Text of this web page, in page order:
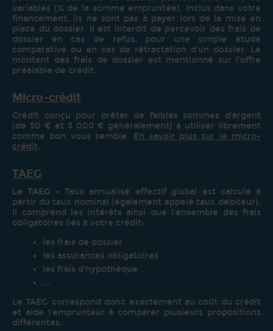
variables (% de la somme empruntée). Inclus dans votre
financement, ils ne sont pas à payer lors de la mise en
place du dossier. Il est interdit de percevoir des frais de
dossier en cas de refus, pour une simple étude
comparative ou en cas de rétractation d'un dossier. Le
montant des frais de dossier est mentionné sur l'offre
préalable de crédit.
Micro-crédit
Crédit conçu pour prêter de faibles sommes d’argent
(de 50 € et 3 000 € généralement) à utiliser librement
comme bon vous semble. En savoir plus sur le micro-
crédit.
TAEG
LeTAEG - Taux annualisé effectif global est calculé à
partir du taux nominal (également appelé taux débiteur).
Il comprend les intérêts ainsi que l'ensemble des frais
obligatoires liés à votre crédit:
les frais de dossier
les assurances obligatoires
les frais d'hypothèque
...
Le TAEG correspond donc exactement au coût du crédit
et aide l'emprunteur à comparer plusieurs propositions
différentes.